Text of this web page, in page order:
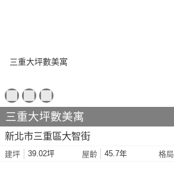
三重大坪數美寓
新北市三重區大智街
建坪 39.02坪 屋齡 45.7年 格局